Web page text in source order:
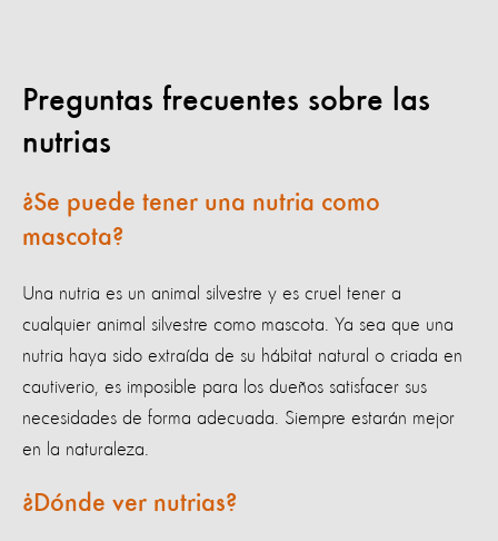
Preguntas frecuentes sobre las
nutrias
¿Se puede tener una nutria como
mascota?
Una nutria es un animal silvestre y es cruel tener a
cualquier animal silvestre como mascota. Ya sea que una
nutria haya sido extraída de su hábitat natural o criada en
cautiverio, es imposible para los dueños satisfacer sus
necesidades de forma adecuada. Siempre estarán mejor
en la naturaleza.
¿Dónde ver nutrias?